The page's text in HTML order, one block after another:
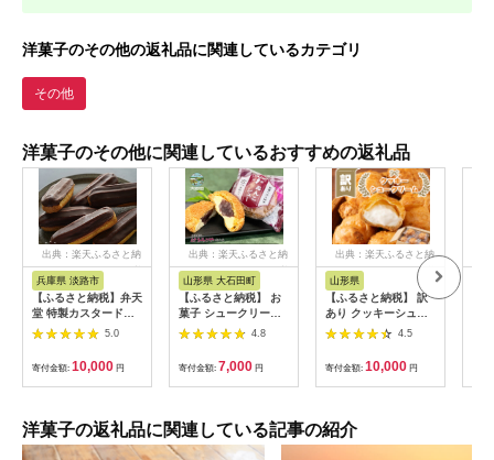
洋菓子のその他の返礼品に関連しているカテゴリ
その他
洋菓子のその他に関連しているおすすめの返礼品
出典：楽天ふるさと納
税
兵庫県 淡路市
【ふるさと納税】弁天
堂 特製カスタードク
リームのエクレア 約
5.0
寄付金額: 10,000 円
出典：楽天ふるさと納
税
山形県 大石田町
【ふるさと納税】 お
菓子 シュークリーム
スイーツ 洋菓子 あん
こシュー 6個 10個 20
個 個数を選べる！
us-swasx
4.8
寄付金額: 7,000 円
出典：楽天ふるさと納
山形県
【ふるさと納税】 訳
あり クッキーシュー
クリーム 26個 ご家庭
け スイーツ F2Y-
5940
4.5
寄付金額: 10,000 円
洋菓子の返礼品に関連している記事の紹介